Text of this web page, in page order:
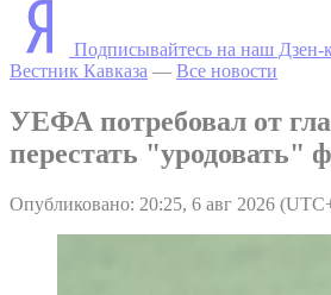
Подписывайтесь на наш Дзен-
Вестник Кавказа — Все новости
УЕФА потребовал от
перестать "уродовать"
Опубликовано: 20:25, 6 авг 2026